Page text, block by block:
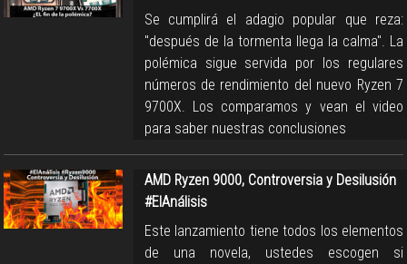
Se cumplirá el adagio popular que reza:
"después de la tormenta llega la calma". La
polémica sigue servida por los regulares
números de rendimiento del nuevo Ryzen 7
9700X. Los comparamos y vean el video
para saber nuestras conclusiones
AMD Ryzen 9000, Controversia y Desilusión
#ElAnálisis
Este lanzamiento tiene todos los elementos
de una novela, ustedes escogen si